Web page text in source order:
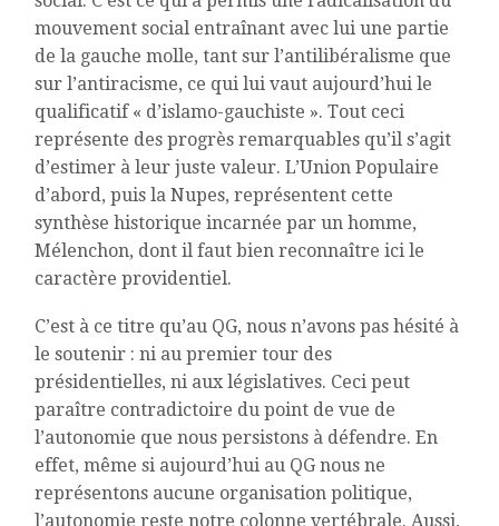
mouvement social entraînant avec lui une partie
de la gauche molle, tant sur l’antilibéralisme que
sur l’antiracisme, ce qui lui vaut aujourd’hui le
qualificatif « d’islamo-gauchiste ». Tout ceci
représente des progrès remarquables qu’il s’agit
d’estimer à leur juste valeur. L’Union Populaire
d’abord, puis la Nupes, représentent cette
synthèse historique incarnée par un homme,
Mélenchon, dont il faut bien reconnaître ici le
caractère providentiel.
C’est à ce titre qu’au QG, nous n’avons pas hésité à
le soutenir : ni au premier tour des
présidentielles, ni aux législatives. Ceci peut
paraître contradictoire du point de vue de
l’autonomie que nous persistons à défendre. En
effet, même si aujourd’hui au QG nous ne
représentons aucune organisation politique,
l’autonomie reste notre colonne vertébrale. Aussi,